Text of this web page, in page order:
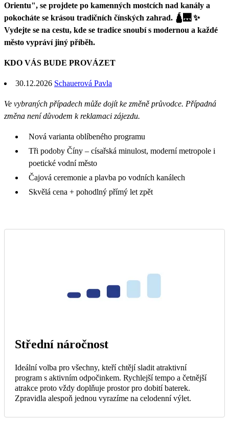
Orientu", se projdete po kamenných mostcích nad kanály a
pokocháte se krásou tradičních čínských zahrad. 🛕🌉 ✨
Vydejte se na cestu, kde se tradice snoubí s modernou a každé
město vypráví jiný příběh.
KDO VÁS BUDE PROVÁZET
30.12.2026 Schauerová Pavla
Ve vybraných případech může dojít ke změně průvodce. Případná
změna není důvodem k reklamaci zájezdu.
Nová varianta oblíbeného programu
Tři podoby Číny – císařská minulost, moderní metropole i
poetické vodní město
Čajová ceremonie a plavba po vodních kanálech
Skvělá cena + pohodlný přímý let zpět
Střední náročnost
Ideální volba pro všechny, kteří chtějí sladit atraktivní
program s aktivním odpočinkem. Rychlejší tempo a četnější
atrakce proto vždy doplňuje prostor pro dobití baterek.
Zpravidla alespoň jednou vyrazíme na celodenní výlet.